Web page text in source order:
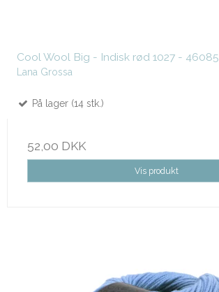
Cool Wool Big - Indisk rød 1027 - 46085
Lana Grossa
På lager (14 stk.)
52,00 DKK
Vis produkt